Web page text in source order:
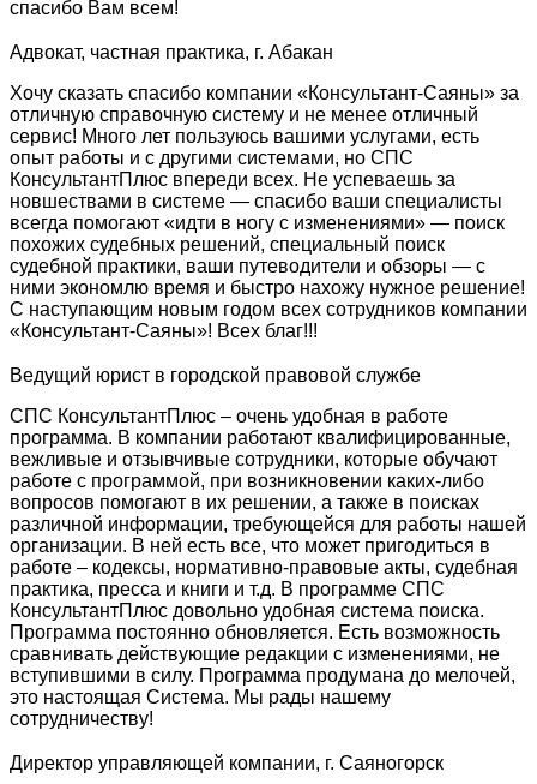
спасибо Вам всем!
Адвокат, частная практика, г. Абакан
Хочу сказать спасибо компании «Консультант-Саяны» за
отличную справочную систему и не менее отличный
сервис! Много лет пользуюсь вашими услугами, есть
опыт работы и с другими системами, но СПС
КонсультантПлюс впереди всех. Не успеваешь за
новшествами в системе — спасибо ваши специалисты
всегда помогают «идти в ногу с изменениями» — поиск
похожих судебных решений, специальный поиск
судебной практики, ваши путеводители и обзоры — с
ними экономлю время и быстро нахожу нужное решение!
С наступающим новым годом всех сотрудников компании
«Консультант-Саяны»! Всех благ!!!
Ведущий юрист в городской правовой службе
СПС КонсультантПлюс – очень удобная в работе
программа. В компании работают квалифицированные,
вежливые и отзывчивые сотрудники, которые обучают
работе с программой, при возникновении каких-либо
вопросов помогают в их решении, а также в поисках
различной информации, требующейся для работы нашей
организации. В ней есть все, что может пригодиться в
работе – кодексы, нормативно-правовые акты, судебная
практика, пресса и книги и т.д. В программе СПС
КонсультантПлюс довольно удобная система поиска.
Программа постоянно обновляется. Есть возможность
сравнивать действующие редакции с изменениями, не
вступившими в силу. Программа продумана до мелочей,
это настоящая Система. Мы рады нашему
сотрудничеству!
Директор управляющей компании, г. Саяногорск